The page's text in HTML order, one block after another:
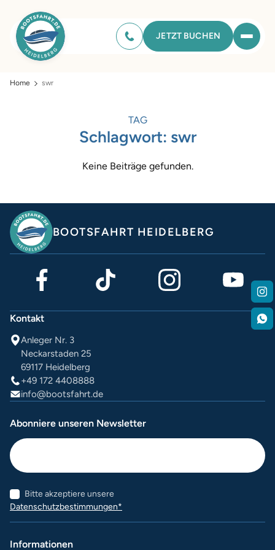
JETZT BUCHEN
Home swr
TAG
Schlagwort: swr
Keine Beiträge gefunden.
BOOTSFAHRT HEIDELBERG
Kontakt
Anleger Nr. 3
Neckarstaden 25
69117 Heidelberg
+49 172 4408888
info@bootsfahrt.de
Abonniere unseren Newsletter
Bitte akzeptiere unsere
Datenschutzbestimmungen*
Informationen